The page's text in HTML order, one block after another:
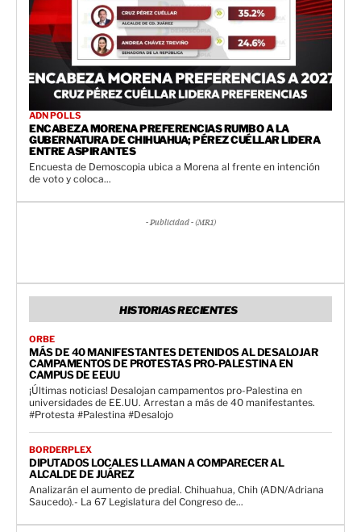
ADN POLLS
ENCABEZA MORENA PREFERENCIAS RUMBO A LA
GUBERNATURA DE CHIHUAHUA; PÉREZ CUÉLLAR LIDERA
ENTRE ASPIRANTES
Encuesta de Demoscopia ubica a Morena al frente en intención
de voto y coloca...
- Publicidad - (MR1)
HISTORIAS RECIENTES
ORBE
MÁS DE 40 MANIFESTANTES DETENIDOS AL DESALOJAR
CAMPAMENTOS DE PROTESTAS PRO-PALESTINA EN
CAMPUS DE EEUU
¡Últimas noticias! Desalojan campamentos pro-Palestina en
universidades de EE.UU. Arrestan a más de 40 manifestantes.
#Protesta #Palestina #Desalojo
BORDERPLEX
DIPUTADOS LOCALES LLAMAN A COMPARECER AL
ALCALDE DE JUÁREZ
Analizarán el aumento de predial. Chihuahua, Chih (ADN/Adriana
Saucedo).- La 67 Legislatura del Congreso de...